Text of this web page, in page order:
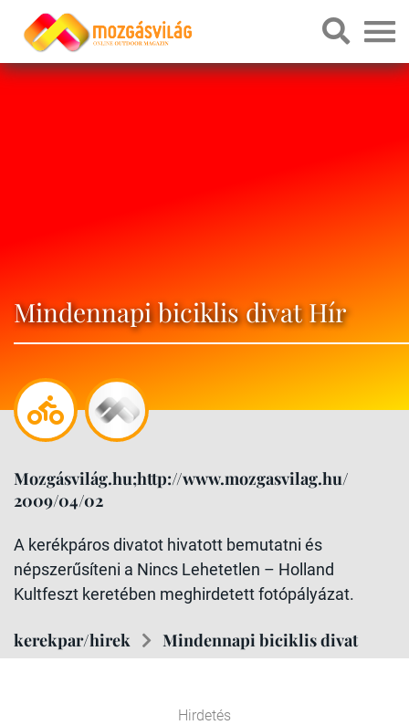
Mindennapi biciklis divat Hír
Mozgásvilág.hu;http://www.mozgasvilag.hu/
2009/04/02
A kerékpáros divatot hivatott bemutatni és
népszerűsíteni a Nincs Lehetetlen – Holland
Kultfeszt keretében meghirdetett fotópályázat.
kerekpar/hirek Mindennapi biciklis divat
Hirdetés